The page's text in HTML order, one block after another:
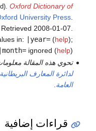
. Oxford Dictionary of
University Press.
Retrieved 2008-01-07.
in: |year=(help);
|month=ignored (help)
تحوي هذه المقالة
لدائرة المعارف البريطانية
العامة
قراءات إضافية